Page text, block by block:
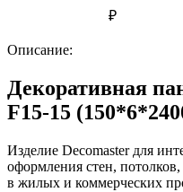
₽
Описание:
Декоративная
F15-15
Изделие Decomaster для
оформления стен,
в жилых и коммерческих